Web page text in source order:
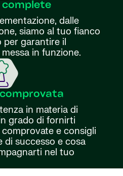
complete
dalle
siamo al tuo fianco
per garantire il
in funzione.
in materia di
grado di fornirti
e consigli
di successo e cosa
nel tuo